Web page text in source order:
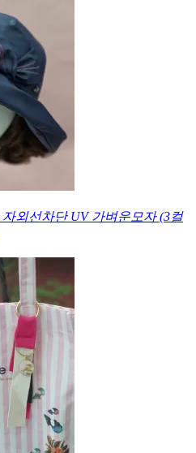
자외선차단 UV 가벼운모자 (3컬